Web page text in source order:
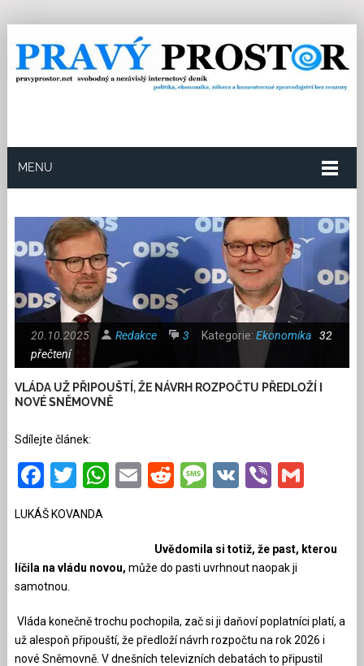
MENU
20.10.2025 Redakce 3 Kategorie: Ekonomika
32
přečtení
VLÁDA UŽ PŘIPOUŠTÍ, ŽE NÁVRH ROZPOČTU PŘEDLOŽÍ I
NOVÉ SNĚMOVNĚ
Sdílejte článek:
Facebook
Twitter
WhatsApp
EmailRedditMessage
VKViber
LUKÁŠ KOVANDA
Uvědomila si totiž, že past, kterou
líčila na vládu novou, může do pasti uvrhnout naopak ji
samotnou.
Vláda konečně trochu pochopila, zač si ji daňoví poplatníci platí, a
už alespoň připouští, že předloží návrh rozpočtu na rok 2026 i
nové Sněmovně. V dnešních televizních debatách to připustil